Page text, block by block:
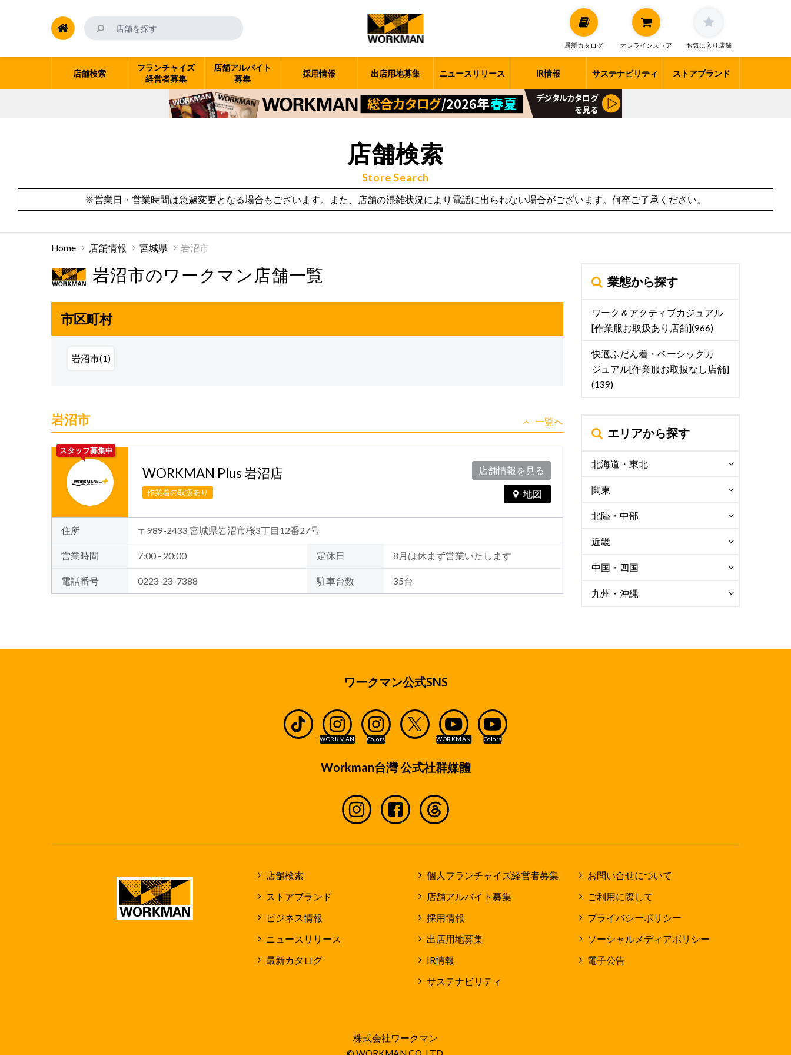
最新カタログ オンラインストア お気に入り店舗
フランチャイズ
経営者募集
店舗検索
店舗アルバイト
募集
採用情報 出店用地募集 ニュースリリース IR情報 サステナビリティ ストアブランド
店舗検索
Store Search
※営業日・営業時間は急遽変更となる場合もございます。また、店舗の混雑状況により電話に出られない場合がございます。何卒ご了承ください。
Home 店舗情報 宮城県 岩沼市
岩沼市のワークマン店舗一覧
市区町村
岩沼市(1)
岩沼市 一覧へ
スタッフ募集中
WORKMAN Plus 岩沼店
作業着の取扱あり
住所 〒989-2433 宮城県岩沼市桜3丁目12番27号
営業時間 7:00 - 20:00 定休日 8月は休まず営業いたします
電話番号 0223-23-7388 駐車台数 35台
店舗情報を見る
地図
業態から探す
ワーク＆アクティブカジュアル
[作業服お取扱あり店舗](966)
快適ふだん着・ベーシックカ
ジュアル[作業服お取扱なし店舗]
(139)
エリアから探す
北海道・東北
関東
北陸・中部
近畿
中国・四国
九州・沖縄
ワークマン公式SNS
Workman台灣 公式社群媒體
店舗検索
ストアブランド
ビジネス情報
ニュースリリース
最新カタログ
個人フランチャイズ経営者募集
店舗アルバイト募集
採用情報
出店用地募集
IR情報
サステナビリティ
お問い合せについて
ご利用に際して
プライバシーポリシー
ソーシャルメディアポリシー
電子公告
株式会社ワークマン